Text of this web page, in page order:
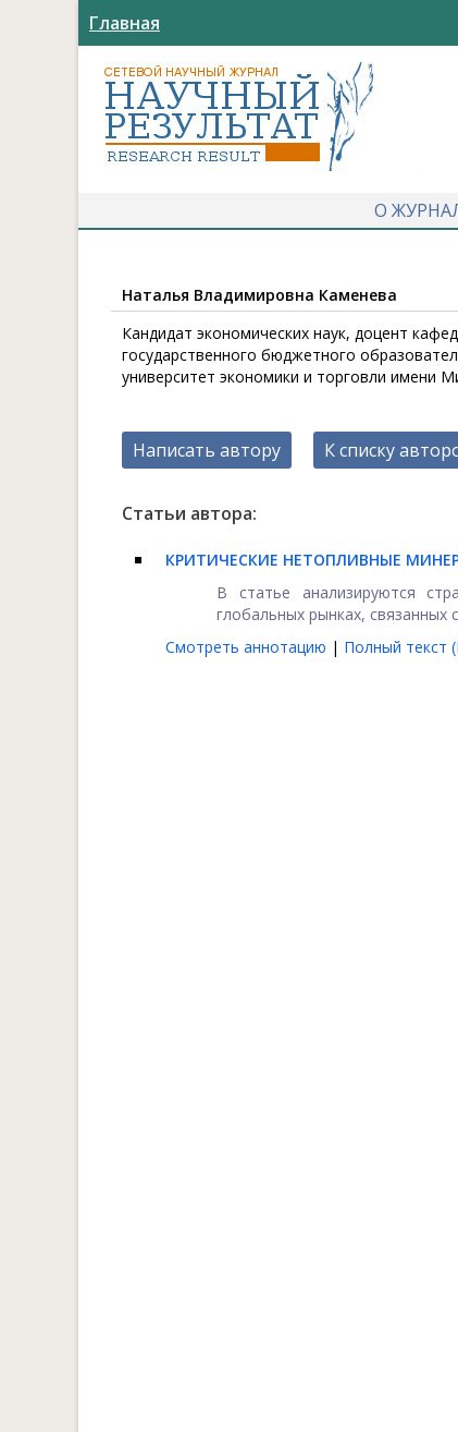
Главная
О
Наталья Владимировна Каменева
Кандидат экономических наук, доцент
государственного бюджетного
университет экономики и торговли имени
Написать автору К списку
Статьи автора:
КРИТИЧЕСКИЕ НЕТОПЛИВНЫЕ
В статье анализируются
глобальных рынках,
Смотреть аннотацию | Полный текст